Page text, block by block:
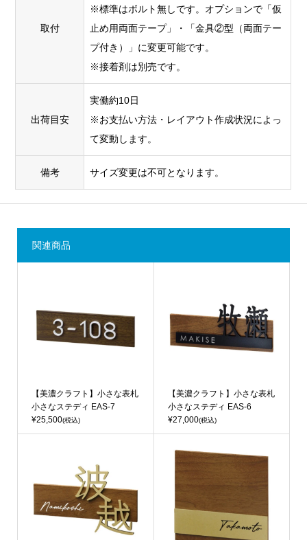
取付
※標準はボルト無しです。オプションで「仮
止め用両面テープ」・「金具②型（両面テー
プ付き）」に変更可能です。
※接着剤は別売です。
出荷目安
実働約10日
※お支払い方法・レイアウト作成状況によっ
て変動します。
備考 サイズ変更は不可となります。
関連商品
【美濃クラフト】小さな表札
小さなステディ EAS-7
¥25,500(税込)
【美濃クラフト】小さな表札
小さなステディ EAS-6
¥27,000(税込)